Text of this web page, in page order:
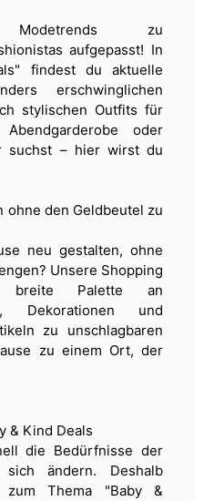
zu
aufgepasst! In
findest du aktuelle
erschwinglichen
stylischen Outfits für
oder
suchst – hier wirst du
ohne den Geldbeutel zu
neu gestalten, ohne
Unsere Shopping
breite Palette an
Dekorationen und
zu unschlagbaren
zu einem Ort, der
& Kind Deals
die Bedürfnisse der
ändern. Deshalb
Thema "Baby &